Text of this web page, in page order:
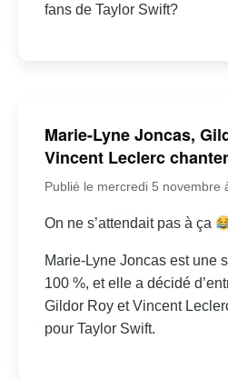
fans de Taylor Swift?
Marie-Lyne Joncas,
Vincent Leclerc
Publié le mercredi 5 novembre
On ne s’attendait pas à ça
Marie-Lyne Joncas est une
100 %, et elle a décidé
Gildor Roy et Vincent
pour Taylor Swift.